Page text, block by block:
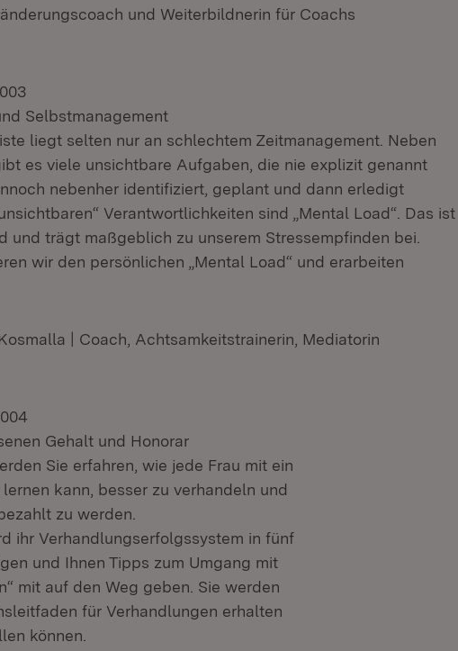
und Weiterbildnerin für Coachs
Selbstmanagement
liegt selten nur an schlechtem Zeitmanagement. Neben
es viele unsichtbare Aufgaben, die nie explizit genannt
nebenher identifiziert, geplant und dann erledigt
Verantwortlichkeiten sind „Mental Load“. Das ist
und trägt maßgeblich zu unserem Stressempfinden bei.
wir den persönlichen „Mental Load“ und erarbeiten
| Coach, Achtsamkeitstrainerin, Mediatorin
Gehalt und Honorar
Sie erfahren, wie jede Frau mit ein
kann, besser zu verhandeln und
zu werden.
ihr Verhandlungserfolgssystem in fünf
und Ihnen Tipps zum Umgang mit
mit auf den Weg geben. Sie werden
für Verhandlungen erhalten
können.